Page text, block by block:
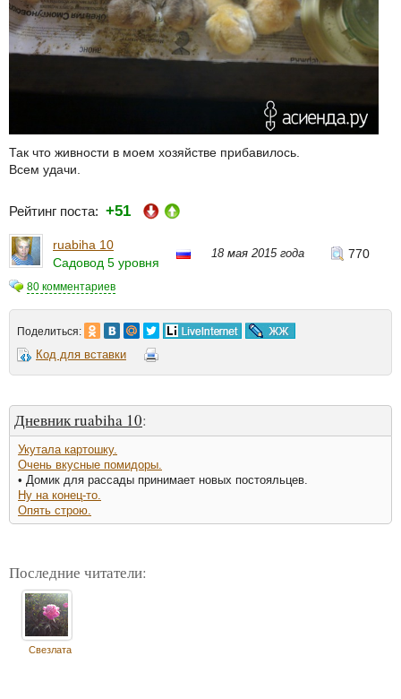
Так что живности в моем хозяйстве прибавилось.
Всем удачи.
Рейтинг поста: +51
ruabiha 10
Садовод 5 уровня
18 мая 2015 года 770
80 комментариев
Поделиться:
Код для вставки
Дневник ruabiha 10:
Укутала картошку.
Очень вкусные помидоры.
• Домик для рассады принимает новых постояльцев.
Ну на конец-то.
Опять строю.
Последние читатели:
Свезлата